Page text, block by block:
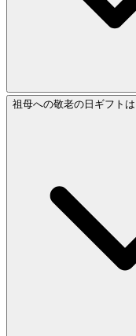
祖母への敬老の日ギフト